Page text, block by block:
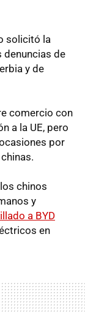
solicitó la
denuncias de
y de
comercio con
a la UE, pero
por
chinos
y
a BYD
en